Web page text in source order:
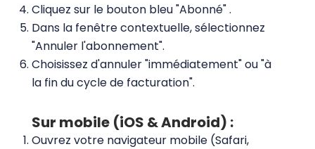
Cliquez sur le bouton bleu "Abonné" .
Dans la fenêtre contextuelle, sélectionnez
"Annuler l'abonnement".
Choisissez d'annuler "immédiatement" ou "à
la fin du cycle de facturation".
Sur mobile (iOS & Android) :
Ouvrez votre navigateur mobile (Safari,